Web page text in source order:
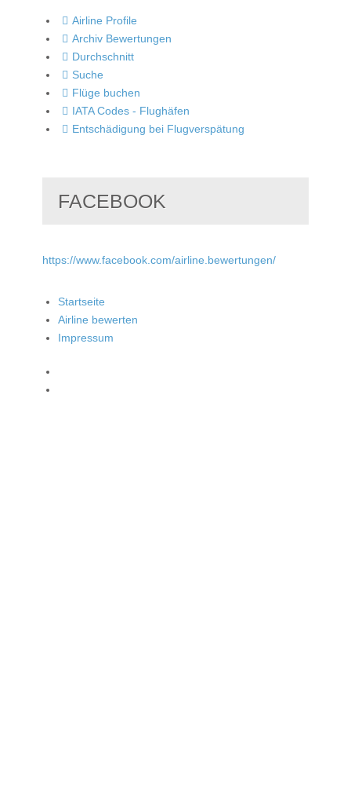
Airline Profile
Archiv Bewertungen
Durchschnitt
Suche
Flüge buchen
IATA Codes - Flughäfen
Entschädigung bei Flugverspätung
FACEBOOK
https://www.facebook.com/airline.bewertungen/
Startseite
Airline bewerten
Impressum